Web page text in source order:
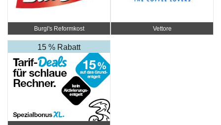
Burgl's Reformkost Vettore
15 % Rabatt